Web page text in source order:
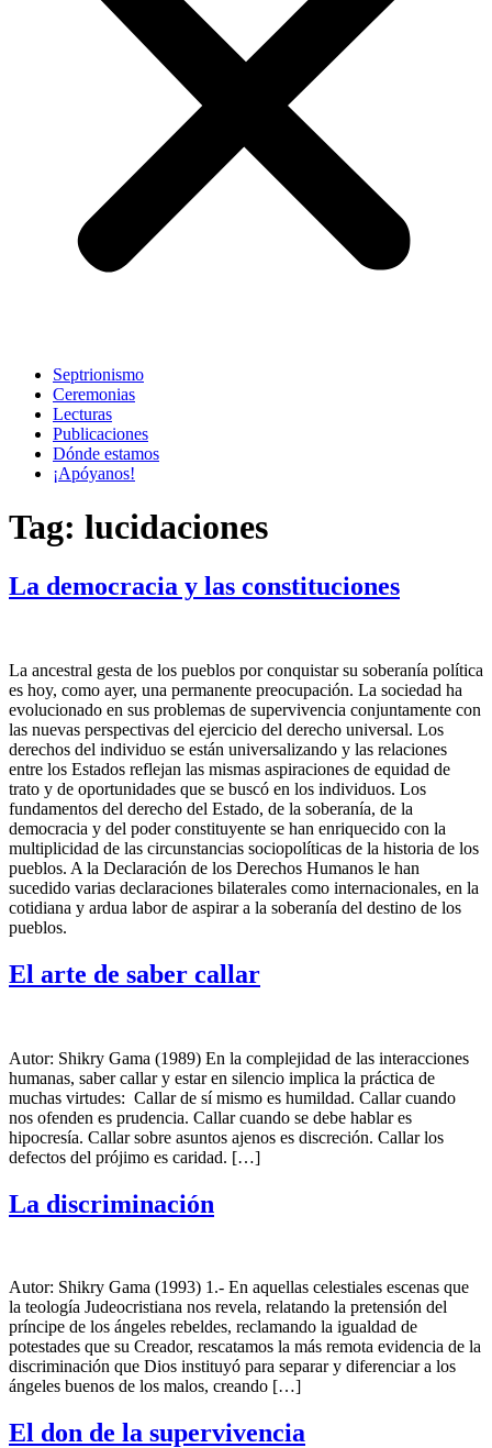
Septrionismo
Ceremonias
Lecturas
Publicaciones
Dónde estamos
¡Apóyanos!
Tag: lucidaciones
La democracia y las constituciones
La ancestral gesta de los pueblos por conquistar su soberanía política
es hoy, como ayer, una permanente preocupación. La sociedad ha
evolucionado en sus problemas de supervivencia conjuntamente con
las nuevas perspectivas del ejercicio del derecho universal. Los
derechos del individuo se están universalizando y las relaciones
entre los Estados reflejan las mismas aspiraciones de equidad de
trato y de oportunidades que se buscó en los individuos. Los
fundamentos del derecho del Estado, de la soberanía, de la
democracia y del poder constituyente se han enriquecido con la
multiplicidad de las circunstancias sociopolíticas de la historia de los
pueblos. A la Declaración de los Derechos Humanos le han
sucedido varias declaraciones bilaterales como internacionales, en la
cotidiana y ardua labor de aspirar a la soberanía del destino de los
pueblos.
El arte de saber callar
Autor: Shikry Gama (1989) En la complejidad de las interacciones
humanas, saber callar y estar en silencio implica la práctica de
muchas virtudes: Callar de sí mismo es humildad. Callar cuando
nos ofenden es prudencia. Callar cuando se debe hablar es
hipocresía. Callar sobre asuntos ajenos es discreción. Callar los
defectos del prójimo es caridad. […]
La discriminación
Autor: Shikry Gama (1993) 1.- En aquellas celestiales escenas que
la teología Judeocristiana nos revela, relatando la pretensión del
príncipe de los ángeles rebeldes, reclamando la igualdad de
potestades que su Creador, rescatamos la más remota evidencia de la
discriminación que Dios instituyó para separar y diferenciar a los
ángeles buenos de los malos, creando […]
El don de la supervivencia